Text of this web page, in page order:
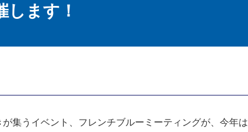
します！
集うイベント、フレンチブルーミーティングが、今年は